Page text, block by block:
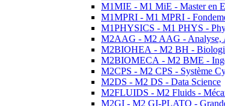
M1MIE - M1 MiE - Master en
M1MPRI - M1 MPRI -
M1PHYSICS - M1 PHYS -
M2AAG - M2 AAG - Analyse,
M2BIOHEA - M2 BH -
M2BIOMECA - M2 BME -
M2CPS - M2 CPS - Système
M2DS - M2 DS - Data Science
M2FLUIDS - M2 Fluids -
M2GI - M2 GI-PLATO -